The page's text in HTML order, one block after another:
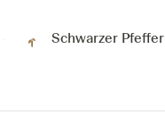
Schwarzer Pfeffer